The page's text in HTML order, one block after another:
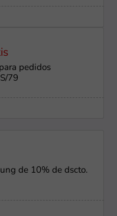
pedidos
79
de 10% de dscto.